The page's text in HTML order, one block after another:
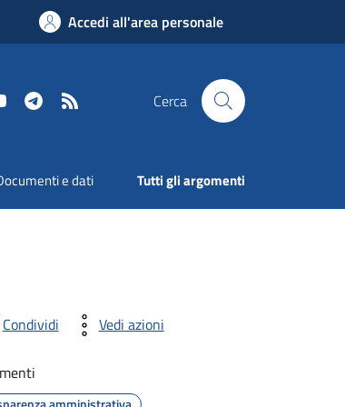
Accedi all'area personale
YouTube Telegram Cerca
e dati Tutti gli argomenti
Condividi Vedi azioni